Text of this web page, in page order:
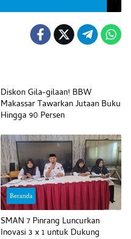
Diskon Gila-gilaan! BBW
Makassar Tawarkan Jutaan Buku
Hingga 90 Persen
Beranda
SMAN 7 Pinrang Luncurkan
Inovasi 3 x 1 untuk Dukung